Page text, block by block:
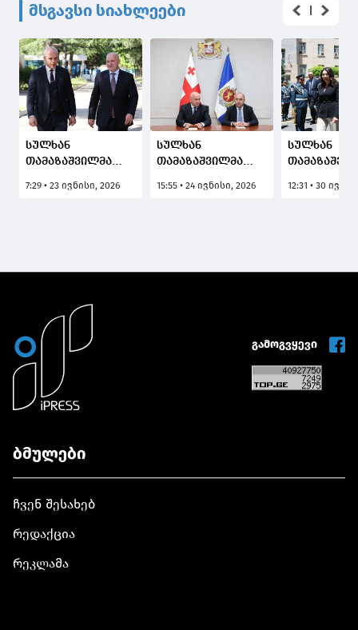
მსგავსი სიახლეები
სულხან
თამაზაშვილმა
უსაფრთხოებისა
გიორგი სახოკია
7:29 • 23 ივნისი, 2026
სულხან
თამაზაშვილმა
პოლიციის
წარუდგინა
15:55 • 24 ივნისი, 2026
სულხან
ვიზიტით
12:31 • 30
გამოგვყევი
ბმულები
ჩვენ შესახებ
რედაქცია
რეკლამა